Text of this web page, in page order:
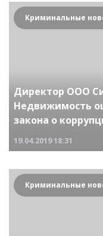
Директор ООО
Недвижимость
закона о
19.04.201918:31